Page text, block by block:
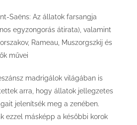
Saëns: Az állatok farsangja
egyzongorás átirata), valamint
Rameau, Muszorgszkij és
művei
madrigálok világában is
arra, hogy állatok jellegzetes
jelenítsék meg a zenében.
ezzel másképp a későbbi korok